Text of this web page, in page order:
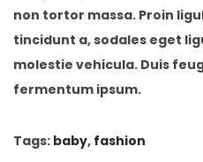
non tortor massa. Proin
tincidunt a, sodales eget
molestie vehicula. Duis
fermentum ipsum.
Tags: baby, fashion